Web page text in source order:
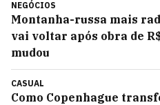
NEGÓCIOS
Montanha-russa mais
vai voltar após obra de
mudou
CASUAL
Como Copenhague